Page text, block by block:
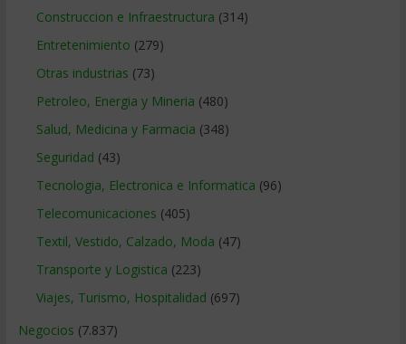
Construccion e Infraestructura (314)
Entretenimiento (279)
Otras industrias (73)
Petroleo, Energia y Mineria (480)
Salud, Medicina y Farmacia (348)
Seguridad (43)
Tecnologia, Electronica e Informatica (96)
Telecomunicaciones (405)
Textil, Vestido, Calzado, Moda (47)
Transporte y Logistica (223)
Viajes, Turismo, Hospitalidad (697)
Negocios (7.837)